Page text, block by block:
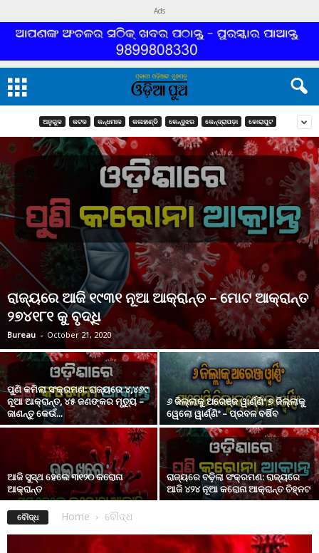
Ads
ଅନୁଗୁଳ କଟକ କନ୍ଧମାଳ କଳାହାଣ୍ଡି କେନ୍ଦୁଝର କେନ୍ଦ୍ରାପଡ଼ା କୋରାପୁଟ
ରାଜ୍ୟରେ ଆଜି ୧୯୩୧ ନୂଆ ଆକ୍ରାନ୍ତ – ମୋଟ ଆକ୍ରାନ୍ତ
୨୭୪୧୮୧ କୁ ବୃଦ୍ଧି
Bureau - October 21, 2020
ପୁଣି କମିଲା ସଂକ୍ରମଣ: ରାଜ୍ୟରେ ୪,୪୬୯
ନୂଆ ଆକ୍ରାନ୍ତ, ୪୫ ଜଣଙ୍କର ମୃତ୍ୟୁ –
ଜାଣନ୍ତୁ କେଉଁ...
୬ ଜିଲ୍ଲାକୁ ଅରେଞ୍ଜ ୱାର୍ଣ୍ଣିଂ ୭ ଜିଲ୍ଲାକୁ
ୱେଲୋ ୱାର୍ଣ୍ଣିଂ – ପ୍ରବଳ ବର୍ଷିବ
ଆଜି ସୁସ୍ଥ ହେଲେ ୩୧୨୦ କରୋନା
ଆକ୍ରାନ୍ତ
ରାଜ୍ୟରେ ବଢ଼ିଲା ସଂକ୍ରମଣ: ରାଜ୍ୟରେ
ଆଜି ୪୨୪ ନୂଆ କରୋନା ଆକ୍ରାନ୍ତ ଚିହ୍ନଟ
ବୌଦ୍ଧ Home ବୌଦ୍ଧ